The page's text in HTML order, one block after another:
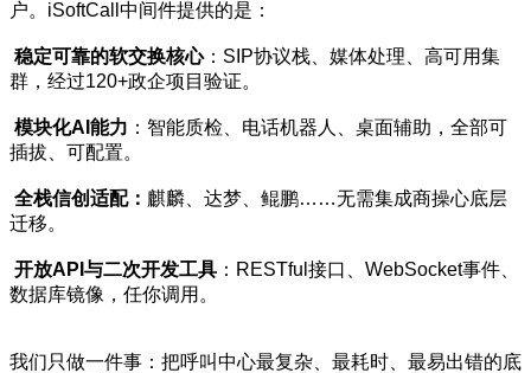
户。iSoftCall中间件提供的是：
稳定可靠的软交换核心：SIP协议栈、媒体处理、高可用集
群，经过120+政企项目验证。
模块化AI能力 ：智能质检、电话机器人、桌面辅助，全部可
插拔、可配置。
全栈信创适配： 麒麟、达梦、鲲鹏……无需集成商操心底层
迁移。
开放API与二次开发工具 ：RESTful接口、WebSocket事件、
数据库镜像，任你调用。
我们只做一件事：把呼叫中心最复杂、最耗时、最易出错的底